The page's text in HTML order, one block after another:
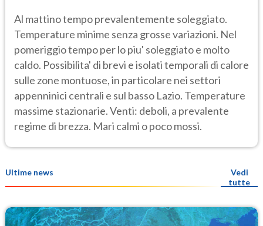
Al mattino tempo prevalentemente soleggiato.
Temperature minime senza grosse variazioni. Nel
pomeriggio tempo per lo piu' soleggiato e molto
caldo. Possibilita' di brevi e isolati temporali di calore
sulle zone montuose, in particolare nei settori
appenninici centrali e sul basso Lazio. Temperature
massime stazionarie. Venti: deboli, a prevalente
regime di brezza. Mari calmi o poco mossi.
Ultime news
Vedi
tutte